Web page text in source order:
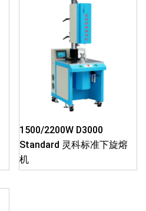
1500/2200W D3000
Standard 灵科标准下旋熔
机